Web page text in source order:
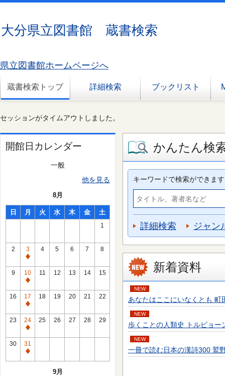
大分県立図書館 蔵書検索
県立図書館ホームページへ
蔵書検索トップ 詳細検索 ブックリスト
セッションがタイムアウトしました。
開館日カレンダー
一般
他を見る
8月
日 月 火 水 木 金 土
1
2
3
通
常
休
館
日
4 5 6 7 8
9
10
通
常
休
館
日
11 12 13 14 15
16
17
通
常
休
館
日
18 19 20 21 22
23
24
通
常
休
館
25 26 27 28 29
30
31
通
9月
かんたん検
キーワードで検索ができます
詳細検索 ジャン
新着資料
NEW
あなたはここにいなくとも
NEW
歩くことの人類史 トルビョ
NEW
一冊で読む日本の漢詩300 鷲